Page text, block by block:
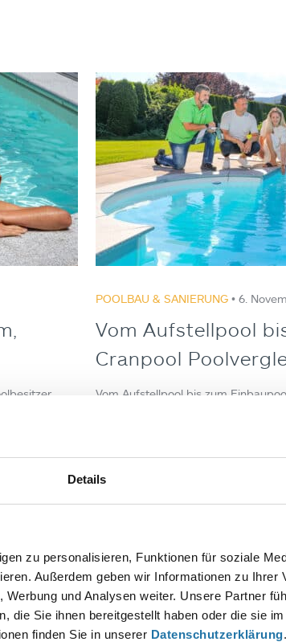
Details
zu personalisieren, Funktionen für soziale
Außerdem geben wir Informationen zu Ihrer
und Analysen weiter. Unsere Partner
die Sie ihnen bereitgestellt haben oder die sie
finden Sie in unserer Datenschutzerklärung.
POOLBAU & SANIERUNG• 6.
Vom Aufstellpool
Cranpool
Vom Aufstellpool bis zum
Pool im Garten bedeutet Erholung
passt wirklich zu Ihnen? Sprechen
Andreas Papp